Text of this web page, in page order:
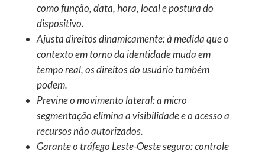
como função, data, hora, local e postura do
dispositivo.
Ajusta direitos dinamicamente: à medida que o
contexto em torno da identidade muda em
tempo real, os direitos do usuário também
podem.
Previne o movimento lateral: a micro
segmentação elimina a visibilidade e o acesso a
recursos não autorizados.
Garante o tráfego Leste-Oeste seguro: controle